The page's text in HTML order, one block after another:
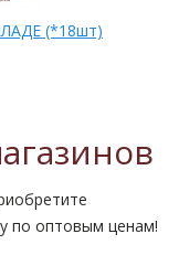
(*18шт)
по оптовым ценам!